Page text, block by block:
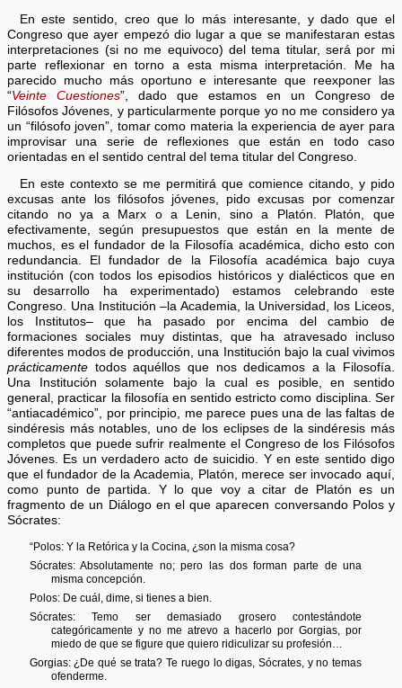
En este sentido, creo que lo más interesante, y dado que el
Congreso que ayer empezó dio lugar a que se manifestaran estas
interpretaciones (si no me equivoco) del tema titular, será por mi
parte reflexionar en torno a esta misma interpretación. Me ha
parecido mucho más oportuno e interesante que reexponer las
“Veinte Cuestiones”, dado que estamos en un Congreso de
Filósofos Jóvenes, y particularmente porque yo no me considero ya
un “filósofo joven”, tomar como materia la experiencia de ayer para
improvisar una serie de reflexiones que están en todo caso
orientadas en el sentido central del tema titular del Congreso.
En este contexto se me permitirá que comience citando, y pido
excusas ante los filósofos jóvenes, pido excusas por comenzar
citando no ya a Marx o a Lenin, sino a Platón. Platón, que
efectivamente, según presupuestos que están en la mente de
muchos, es el fundador de la Filosofía académica, dicho esto con
redundancia. El fundador de la Filosofía académica bajo cuya
institución (con todos los episodios históricos y dialécticos que en
su desarrollo ha experimentado) estamos celebrando este
Congreso. Una Institución –la Academia, la Universidad, los Liceos,
los Institutos– que ha pasado por encima del cambio de
formaciones sociales muy distintas, que ha atravesado incluso
diferentes modos de producción, una Institución bajo la cual vivimos
prácticamente todos aquéllos que nos dedicamos a la Filosofía.
Una Institución solamente bajo la cual es posible, en sentido
general, practicar la filosofía en sentido estricto como disciplina. Ser
“antiacadémico”, por principio, me parece pues una de las faltas de
sindéresis más notables, uno de los eclipses de la sindéresis más
completos que puede sufrir realmente el Congreso de los Filósofos
Jóvenes. Es un verdadero acto de suicidio. Y en este sentido digo
que el fundador de la Academia, Platón, merece ser invocado aquí,
como punto de partida. Y lo que voy a citar de Platón es un
fragmento de un Diálogo en el que aparecen conversando Polos y
Sócrates:
“Polos: Y la Retórica y la Cocina, ¿son la misma cosa?
Sócrates: Absolutamente no; pero las dos forman parte de una
misma concepción.
Polos: De cuál, dime, si tienes a bien.
Sócrates: Temo ser demasiado grosero contestándote
categóricamente y no me atrevo a hacerlo por Gorgias, por
miedo de que se figure que quiero ridiculizar su profesión…
Gorgias: ¿De qué se trata? Te ruego lo digas, Sócrates, y no temas
ofenderme.